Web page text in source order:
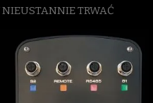
NIEUSTANNIE TRWAĆ